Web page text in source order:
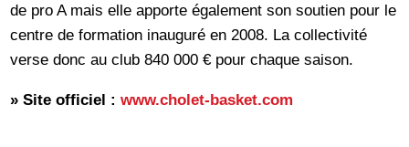
de pro A mais elle apporte également son soutien pour le
centre de formation inauguré en 2008. La collectivité
verse donc au club 840 000 € pour chaque saison.
» Site officiel :www.cholet-basket.com